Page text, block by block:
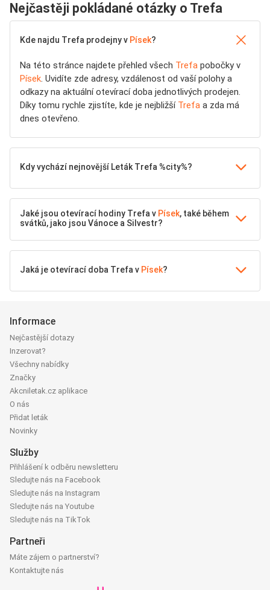
Nejčastěji pokládané otázky o Trefa
Kde najdu Trefa prodejny v Písek?
Na této stránce najdete přehled všech Trefa pobočky v
Písek. Uvidíte zde adresy, vzdálenost od vaší polohy a
odkazy na aktuální otevírací doba jednotlivých prodejen.
Díky tomu rychle zjistíte, kde je nejbližší Trefa a zda má
dnes otevřeno.
Kdy vychází nejnovější Leták Trefa %city%?
Jaké jsou otevírací hodiny Trefa v Písek, také během
svátků, jako jsou Vánoce a Silvestr?
Jaká je otevírací doba Trefa v Písek?
Informace
Nejčastější dotazy
Inzerovat?
Všechny nabídky
Značky
Akcniletak.cz aplikace
O nás
Přidat leták
Novinky
Služby
Přihlášení k odběru newsletteru
Sledujte nás na Facebook
Sledujte nás na Instagram
Sledujte nás na Youtube
Sledujte nás na TikTok
Partneři
Máte zájem o partnerství?
Kontaktujte nás